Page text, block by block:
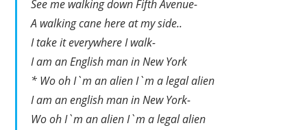
See me walking down Fifth Avenue-
A walking cane here at my side..
I take it everywhere I walk-
I am an English man in New York
* Wo oh I`m an alien I`m a legal alien
I am an english man in New York-
Wo oh I`m an alien I`m a legal alien